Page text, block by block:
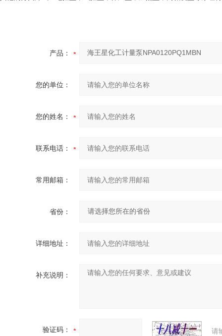
产品：
您的单位：
您的姓名：
联系电话：
常用邮箱：
省份：
详细地址：
补充说明：
验证码： 请